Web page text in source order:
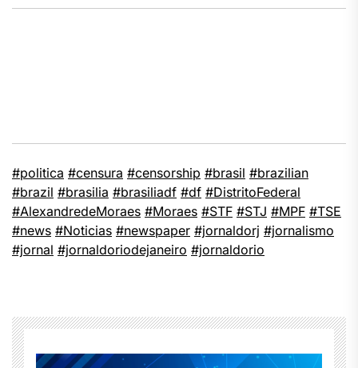
#politica #censura #censorship #brasil #brazilian
#brazil #brasilia #brasiliadf #df #DistritoFederal
#AlexandredeMoraes #Moraes #STF #STJ #MPF #TSE
#news #Noticias #newspaper #jornaldorj #jornalismo
#jornal #jornaldoriodejaneiro #jornaldorio